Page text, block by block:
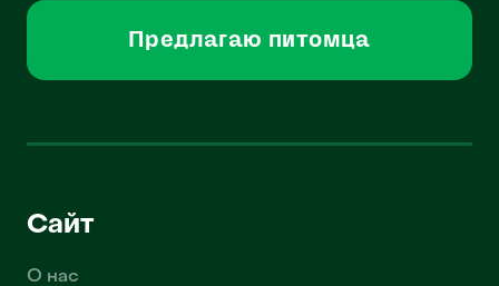
Предлагаю питомца
Сайт
О нас